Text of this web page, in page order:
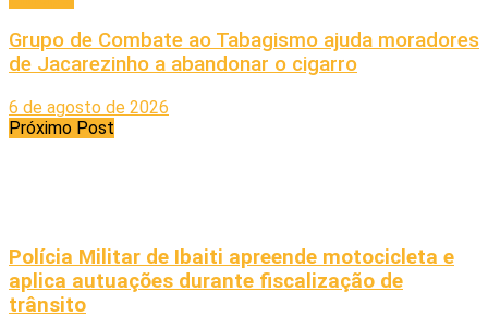
Grupo de Combate ao Tabagismo ajuda moradores
de Jacarezinho a abandonar o cigarro
6 de agosto de 2026
Próximo Post
Polícia Militar de Ibaiti apreende motocicleta e
aplica autuações durante fiscalização de
trânsito